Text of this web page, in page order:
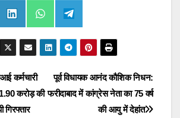
Share
on
L
i
n
e
I
n
Share
on
W
h
t
s
Share
on
T
e
l
g
a
m
पूर्व विधायक आनंद कौशिक निधन:
फरीदाबाद में कांग्रेस नेता का 75 वर्ष
की आयु में देहांत
कर्मचारी
करोड़ की
गिरफ्तार